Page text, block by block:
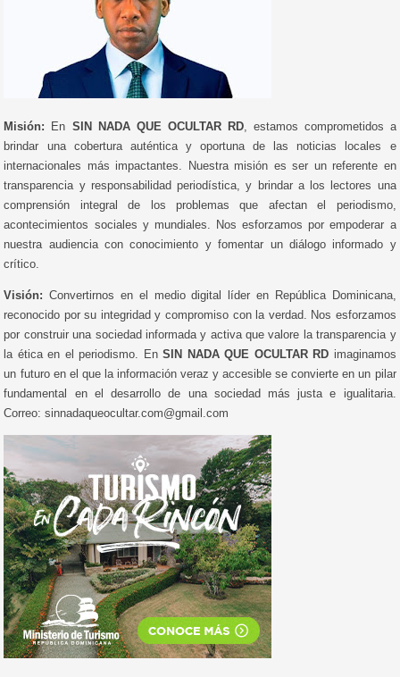
Misión: En SIN NADA QUE OCULTAR RD, estamos comprometidos a
brindar una cobertura auténtica y oportuna de las noticias locales e
internacionales más impactantes. Nuestra misión es ser un referente en
transparencia y responsabilidad periodística, y brindar a los lectores una
comprensión integral de los problemas que afectan el periodismo,
acontecimientos sociales y mundiales. Nos esforzamos por empoderar a
nuestra audiencia con conocimiento y fomentar un diálogo informado y
crítico.
Visión: Convertirnos en el medio digital líder en República Dominicana,
reconocido por su integridad y compromiso con la verdad. Nos esforzamos
por construir una sociedad informada y activa que valore la transparencia y
la ética en el periodismo. EnSIN NADA QUE OCULTAR RD imaginamos
un futuro en el que la información veraz y accesible se convierte en un pilar
fundamental en el desarrollo de una sociedad más justa e igualitaria.
Correo: sinnadaqueocultar.com@gmail.com